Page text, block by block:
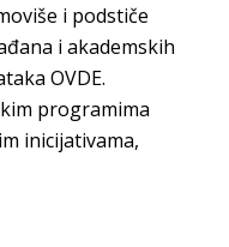
i podstiče
i akademskih
OVDE.
programima
inicijativama,